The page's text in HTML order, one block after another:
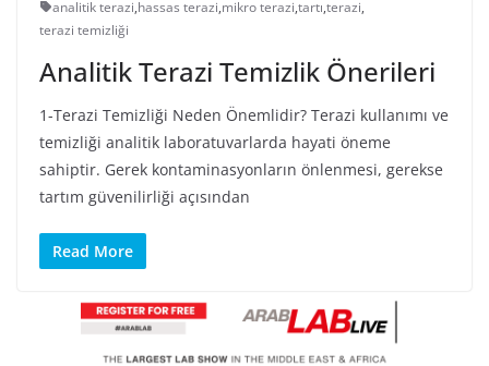
analitik terazi,hassas terazi,mikro terazi,tartı,terazi,
terazi temizliği
Analitik Terazi Temizlik Önerileri
1-Terazi Temizliği Neden Önemlidir? Terazi kullanımı ve
temizliği analitik laboratuvarlarda hayati öneme
sahiptir. Gerek kontaminasyonların önlenmesi, gerekse
tartım güvenilirliği açısından
Read More